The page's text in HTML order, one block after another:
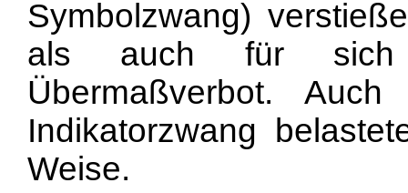
Symbolzwang)
als auch für sich
Übermaßverbot.
Indikatorzwang
Weise.